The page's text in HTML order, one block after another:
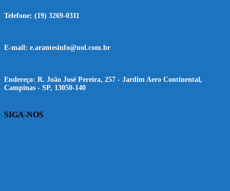
Telefone: (19) 3269-0311
E-mail: e.arantesinfo@uol.com.br
Endereço: R. João José Pereira, 257 - Jardim Aero Continental,
Campinas - SP, 13050-140
SIGA-NOS